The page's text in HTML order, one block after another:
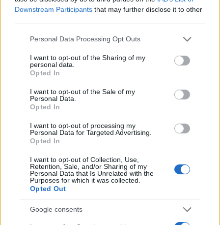
Downstream Participants that may further disclose it to other
Please note that this website/app uses one or more Google
not limited to your visit or usage behaviour. You may click to
grant or deny consent to Google and its third-party tags to
use your data for below specified purposes in below Google
consent section.
Personal Data Processing Opt Outs
I want to opt-out of the Sharing of my
personal data.
Opted In
I want to opt-out of the Sale of my
Personal Data.
Opted In
I want to opt-out of processing my
Personal Data for Targeted Advertising.
Opted In
I want to opt-out of Collection, Use,
Retention, Sale, and/or Sharing of my
Personal Data that Is Unrelated with the
Purposes for which it was collected.
Opted Out
Google consents
Andrea Conforti
trasforma dati e clip in racconti social. Ricorda
Stadio Olimpico Grande Torino: da
quell'appunto nacque la sua linea editoriale,
critico. Dettaglio unico: una stagione
allenatore under15 al Chieri e ciclista urbano.